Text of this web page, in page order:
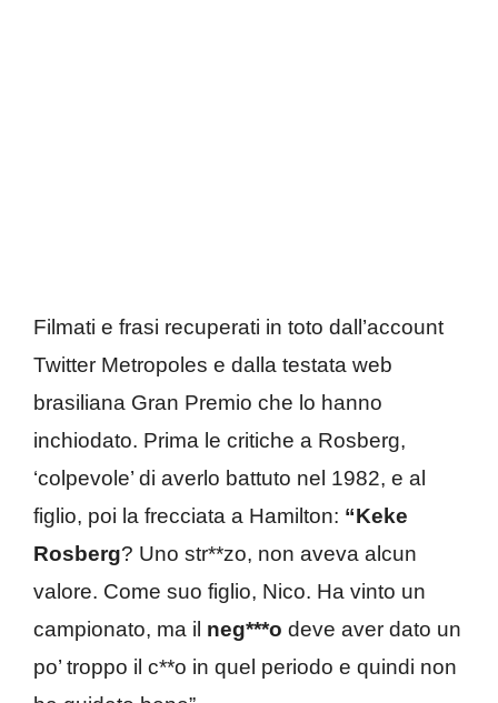
Filmati e frasi recuperati in toto dall’account
Twitter Metropoles e dalla testata web
brasiliana Gran Premio che lo hanno
inchiodato. Prima le critiche a Rosberg,
‘colpevole’ di averlo battuto nel 1982, e al
figlio, poi la frecciata a Hamilton: “Keke
Rosberg? Uno str**zo, non aveva alcun
valore. Come suo figlio, Nico. Ha vinto un
campionato, ma il neg***o deve aver dato un
po’ troppo il c**o in quel periodo e quindi non